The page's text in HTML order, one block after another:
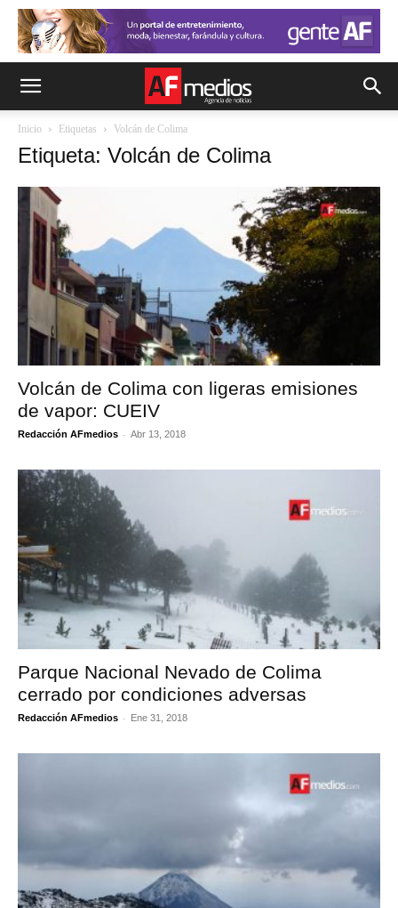
Inicio Etiquetas Volcán de Colima
Etiqueta: Volcán de Colima
Volcán de Colima con ligeras emisiones
de vapor: CUEIV
Redacción AFmedios - Abr 13, 2018
Parque Nacional Nevado de Colima
cerrado por condiciones adversas
Redacción AFmedios - Ene 31, 2018